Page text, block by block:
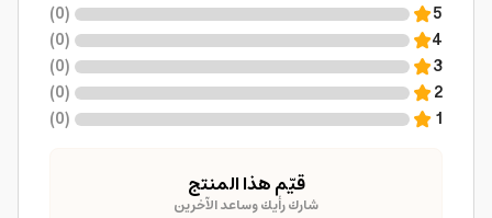
5
(
0
)
4
(
0
)
3
(
0
)
2
(
0
)
1
(
0
)
قيّم هذا المنتج
شارك رأيك وساعد الآخرين